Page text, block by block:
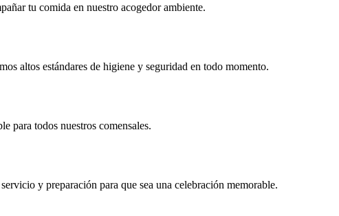
tu comida en nuestro acogedor ambiente.
altos estándares de higiene y seguridad en todo momento.
para todos nuestros comensales.
y preparación para que sea una celebración memorable.